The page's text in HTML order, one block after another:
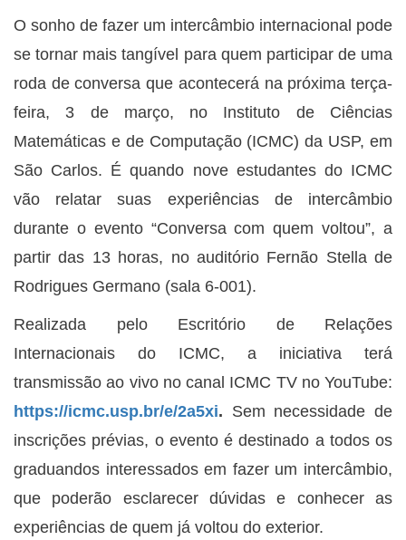
O sonho de fazer um intercâmbio internacional pode
se tornar mais tangível para quem participar de uma
roda de conversa que acontecerá na próxima terça-
feira, 3 de março, no Instituto de Ciências
Matemáticas e de Computação (ICMC) da USP, em
São Carlos. É quando nove estudantes do ICMC
vão relatar suas experiências de intercâmbio
durante o evento “Conversa com quem voltou”, a
partir das 13 horas, no auditório Fernão Stella de
Rodrigues Germano (sala 6-001).
Realizada pelo Escritório de Relações
Internacionais do ICMC, a iniciativa terá
transmissão ao vivo no canal ICMC TV no YouTube:
https://icmc.usp.br/e/2a5xi. Sem necessidade de
inscrições prévias, o evento é destinado a todos os
graduandos interessados em fazer um intercâmbio,
que poderão esclarecer dúvidas e conhecer as
experiências de quem já voltou do exterior.